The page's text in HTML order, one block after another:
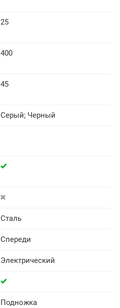
25
400
45
Серый; Черный
Сталь
Спереди
Электрический
Подножка